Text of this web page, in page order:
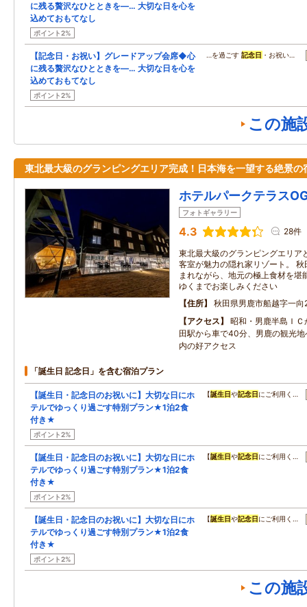
に残る贅沢なひとときを―… 大切な日を心を
込めておもてなし
ポイント2%
【記念日・お祝い】グレードアップ会席◆心
に残る贅沢なひとときを―… 大切な日を心を
込めておもてなし
ポイント2%
…を過ごす記念日 ・お祝い…
この施
東北最大級のグランピングエリア完成！日本海を一望する絶景の
ホテルパークテラス
フォトギャラリー
4.3 28件
東北最大級のグランピングエリア
客室が魅力の隠れ家リゾート。
まれながら、地元の極上食材を堪
ゆくまでお楽しみください
住所
秋田県男鹿市船越字一向
アクセス
昭和・男鹿半島Ｉ
田駅から車で40分、男鹿の観光
内の好アクセス
「誕生日 記念日」を含む宿泊プラン
【誕生日・記念日のお祝いに】大切な日にホ
テルでゆっくり過ごす特別プラン★1泊2食
付き★
ポイント2%
【誕生日や記念日 にご利用く…
【誕生日・記念日のお祝いに】大切な日にホ
テルでゆっくり過ごす特別プラン★1泊2食
付き★
ポイント2%
【誕生日や記念日 にご利用く…
【誕生日・記念日のお祝いに】大切な日にホ
テルでゆっくり過ごす特別プラン★1泊2食
付き★
ポイント2%
【誕生日や記念日 にご利用く…
この施